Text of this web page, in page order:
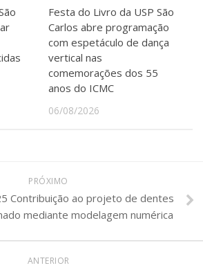
Festa do Livro da USP São
Carlos abre programação
com espetáculo de dança
vertical nas
comemorações dos 55
anos do ICMC
06/08/2026
PRÓXIMO
Contribuição ao projeto de dentes
mediante modelagem numérica
ANTERIOR